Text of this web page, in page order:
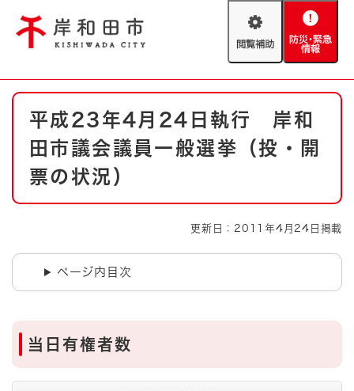
閲
助
防
緊
情
やさしい日本語
文字サイズ 標準
防災・緊急情報 救急・消防
ハザードマップ AED設置箇所
本
平成23年4月24日執行 岸和
田市議会議員一般選挙（投・開
票の状況）
更新日：2011年4月24日掲載
ページ内目次
当日有権者数